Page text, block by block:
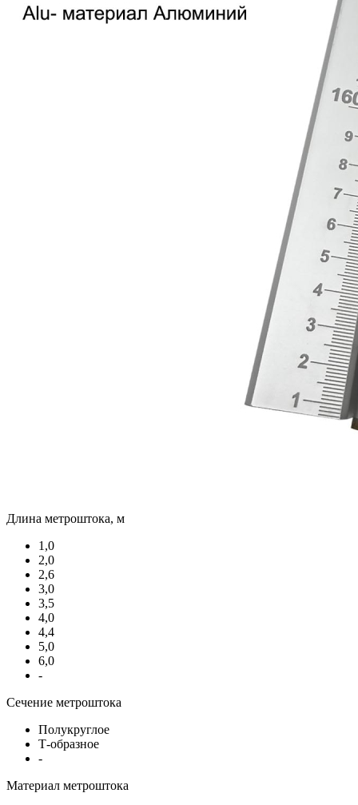
Длина метроштока, м
1,0
2,0
2,6
3,0
3,5
4,0
4,4
5,0
6,0
-
Сечение метроштока
Полукруглое
Т-образное
-
Материал метроштока